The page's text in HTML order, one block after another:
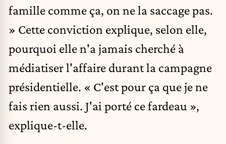
famille comme ça, on ne la saccage pas.
» Cette conviction explique, selon elle,
pourquoi elle n'a jamais cherché à
médiatiser l'affaire durant la campagne
présidentielle. « C'est pour ça que je ne
fais rien aussi. J'ai porté ce fardeau »,
explique-t-elle.